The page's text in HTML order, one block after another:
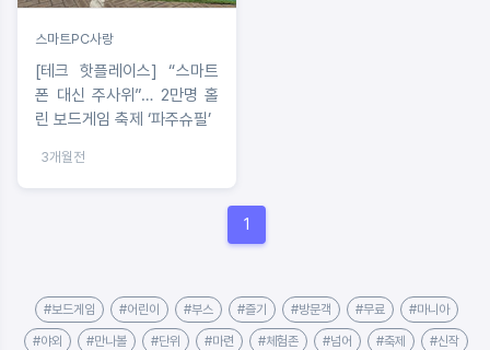
스마트PC사랑
[테크 핫플레이스] “스마트
폰 대신 주사위”… 2만명 홀
린 보드게임 축제 ‘파주슈필’
3개월전
1
#보드게임 #어린이 #부스 #즐기 #방문객 #무료 #마니아
#야외 #만나볼 #단위 #마련 #체험존 #넘어 #축제 #신작